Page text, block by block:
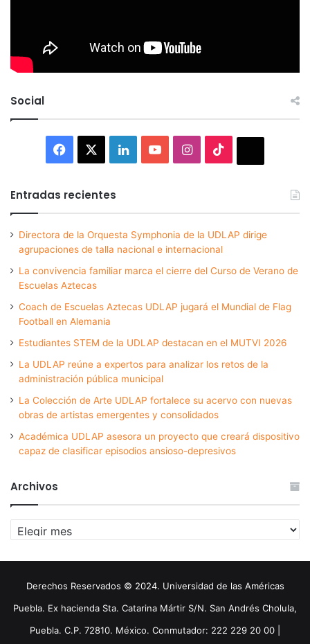
Social
Facebook LinkedInYouTubeInstagram
Entradas recientes
Directora de la Orquesta Symphonia de la UDLAP dirige
agrupaciones de talla nacional e internacional
La convivencia familiar marca el cierre del Curso de Verano de
Escuelas Aztecas
Coach de Escuelas Aztecas UDLAP jugará el Mundial de Flag
Football en Alemania
Estudiantes STEM de la UDLAP destacan en el MUTVI 2026
La UDLAP reúne a expertos para analizar los retos de la
administración pública municipal
La Colección de Arte UDLAP fortalece su acervo con nuevas
obras de artistas emergentes y consolidados
Académica UDLAP asesora un proyecto que creará dispositivo
capaz de clasificar episodios ansioso-depresivos
Archivos
Archivos
Derechos Reservados © 2024. Universidad de las Américas
Puebla. Ex hacienda Sta. Catarina Mártir S/N. San Andrés Cholula,
Puebla. C.P. 72810. México. Conmutador: 222 229 20 00 |